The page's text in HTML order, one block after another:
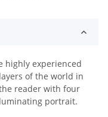
highly experienced
of the world in
reader with four
portrait.